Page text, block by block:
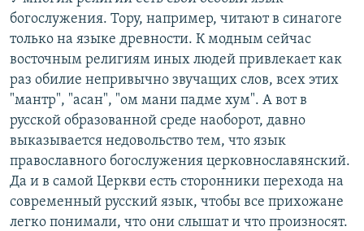
РАСПИСАНИЕ ВЕЩАНИЯ
ПОДПИШИТЕСЬ НА РАССЫЛКУ
СОЦИАЛЬНЫЕ СЕТИ
Все сайты РСЕ/РС
богослужения. Тору, например, читают в синагоге
только на языке древности. К модным сейчас
восточным религиям иных людей привлекает как
раз обилие непривычно звучащих слов, всех этих
"мантр", "асан", "ом мани падме хум". А вот в
русской образованной среде наоборот, давно
выказывается недовольство тем, что язык
православного богослужения церковнославянский.
Да и в самой Церкви есть сторонники перехода на
современный русский язык, чтобы все прихожане
легко понимали, что они слышат и что произносят.